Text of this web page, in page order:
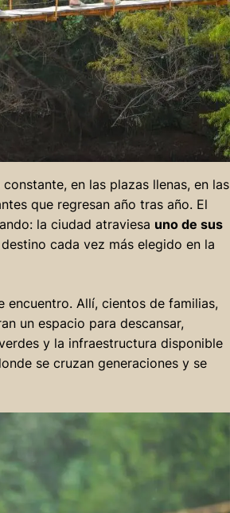
en las plazas llenas, en las
que regresan año tras año. El
la ciudad atraviesa uno de sus
cada vez más elegido en la
Allí, cientos de familias,
un espacio para descansar,
y la infraestructura disponible
se cruzan generaciones y se